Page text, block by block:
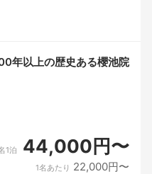
年以上の歴史ある櫻池院
1泊 44,000円〜
1名あたり 22,000円〜